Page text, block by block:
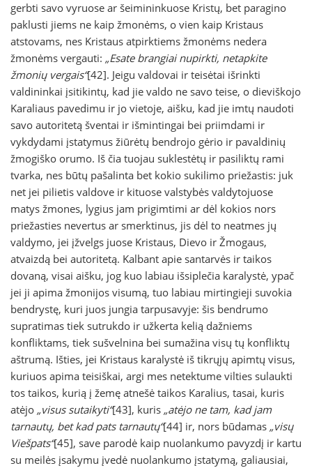
gerbti savo vyruose ar šeimininkuose Kristų, bet paragino
paklusti jiems ne kaip žmonėms, o vien kaip Kristaus
atstovams, nes Kristaus atpirktiems žmonėms nedera
žmonėms vergauti: „Esate brangiai nupirkti, netapkite
žmonių vergais“[42]. Jeigu valdovai ir teisėtai išrinkti
valdininkai įsitikintų, kad jie valdo ne savo teise, o dieviškojo
Karaliaus pavedimu ir jo vietoje, aišku, kad jie imtų naudoti
savo autoritetą šventai ir išmintingai bei priimdami ir
vykdydami įstatymus žiūrėtų bendrojo gėrio ir pavaldinių
žmogiško orumo. Iš čia tuojau suklestėtų ir pasiliktų rami
tvarka, nes būtų pašalinta bet kokio sukilimo priežastis: juk
net jei pilietis valdove ir kituose valstybės valdytojuose
matys žmones, lygius jam prigimtimi ar dėl kokios nors
priežasties nevertus ar smerktinus, jis dėl to neatmes jų
valdymo, jei įžvelgs juose Kristaus, Dievo ir Žmogaus,
atvaizdą bei autoritetą. Kalbant apie santarvės ir taikos
dovaną, visai aišku, jog kuo labiau išsiplečia karalystė, ypač
jei ji apima žmonijos visumą, tuo labiau mirtingieji suvokia
bendrystę, kuri juos jungia tarpusavyje: šis bendrumo
supratimas tiek sutrukdo ir užkerta kelią dažniems
konfliktams, tiek sušvelnina bei sumažina visų tų konfliktų
aštrumą. Išties, jei Kristaus karalystė iš tikrųjų apimtų visus,
kuriuos apima teisiškai, argi mes netektume vilties sulaukti
tos taikos, kurią į žemę atnešė taikos Karalius, tasai, kuris
atėjo „visus sutaikyti“[43], kuris „atėjo ne tam, kad jam
tarnautų, bet kad pats tarnautų“[44] ir, nors būdamas „visų
Viešpats“[45], save parodė kaip nuolankumo pavyzdį ir kartu
su meilės įsakymu įvedė nuolankumo įstatymą, galiausiai,